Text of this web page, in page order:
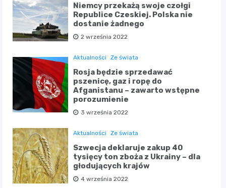
Niemcy przekażą swoje czołgi
Republice Czeskiej. Polska nie
dostanie żadnego
2 września 2022
Aktualności Ze świata
Rosja będzie sprzedawać
pszenicę, gaz i ropę do
Afganistanu – zawarto wstępne
porozumienie
3 września 2022
Aktualności Ze świata
Szwecja deklaruje zakup 40
tysięcy ton zboża z Ukrainy – dla
głodujących krajów
4 września 2022